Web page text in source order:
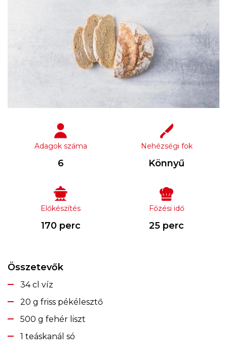
Adagok száma
6
Nehézségi fok
Könnyű
Előkészítés
170 perc
Főzési idő
25 perc
Összetevők
34 cl víz
20 g friss pékélesztő
500 g fehér liszt
1 teáskanál só